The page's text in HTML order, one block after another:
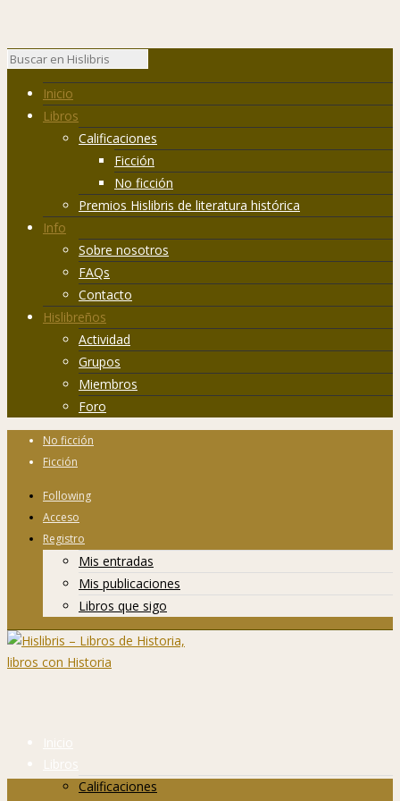
Inicio
Libros
Calificaciones
Ficción
No ficción
Premios Hislibris de literatura histórica
Info
Sobre nosotros
FAQs
Contacto
Hislibreños
Actividad
Grupos
Miembros
Foro
No ficción
Ficción
Following
Acceso
Registro
Mis entradas
Mis publicaciones
Libros que sigo
Inicio
Libros
Calificaciones